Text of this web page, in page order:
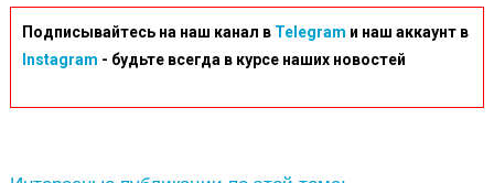
Подписывайтесь на наш канал в Telegram и наш аккаунт в
Instagram - будьте всегда в курсе наших новостей